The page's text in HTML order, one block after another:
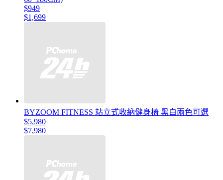
$949
$1,699
BYZOOM FITNESS 站立式收納健身椅 黑白兩色可選
$5,980
$7,980